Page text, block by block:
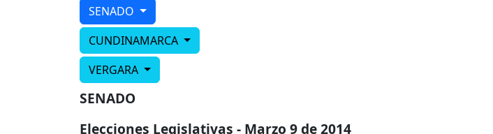
SENADO
CUNDINAMARCA
VERGARA
SENADO
Elecciones Legislativas - Marzo 9 de 2014